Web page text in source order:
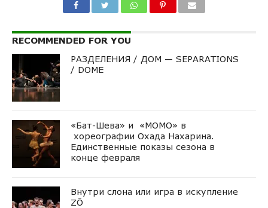
RECOMMENDED FOR YOU
РАЗДЕЛЕНИЯ / ДОМ — SEPARATIONS
/ DOME
«Бат-Шева» и «MOMO» в
хореографии Охада Нахарина.
Единственные показы сезона в
конце февраля
Внутри слона или игра в искупление
ZŌ